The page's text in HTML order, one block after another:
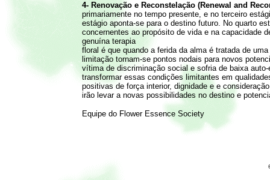
4- Renovação e Reconstelação (Renewal and
primariamente no tempo presente, e no terceiro
estágio aponta-se para o destino futuro. No quarto
concernentes ao propósito de vida e na capacidade
genuína terapia
floral é que quando a ferida da alma é tratada de
limitação tornam-se pontos nodais para novos
vítima de discriminação social e sofria de baixa
transformar essas condições limitantes em
positivas de força interior, dignidade e e
irão levar a novas possibilidades no destino e
Equipe do Flower Essence Society